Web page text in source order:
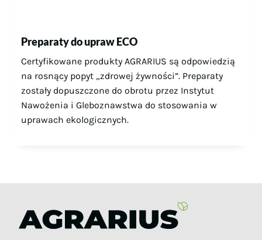
Preparaty do upraw ECO
Certyfikowane produkty AGRARIUS są odpowiedzią
na rosnący popyt „zdrowej żywności”. Preparaty
zostały dopuszczone do obrotu przez Instytut
Nawożenia i Gleboznawstwa do stosowania w
uprawach ekologicznych.